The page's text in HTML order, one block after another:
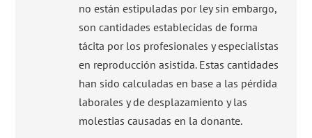
no están estipuladas por ley sin embargo,
son cantidades establecidas de forma
tácita por los profesionales y especialistas
en reproducción asistida. Estas cantidades
han sido calculadas en base a las pérdida
laborales y de desplazamiento y las
molestias causadas en la donante.